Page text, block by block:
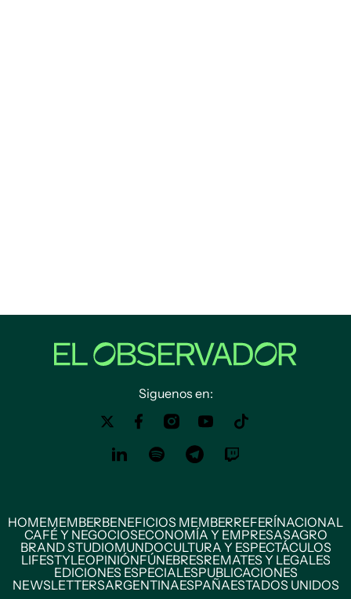
Siguenos en:
HOMEMEMBERBENEFICIOS MEMBERREFERÍNACIONAL
CAFÉ Y NEGOCIOSECONOMÍA Y EMPRESASAGRO
BRAND STUDIOMUNDOCULTURA Y ESPECTÁCULOS
LIFESTYLEOPINIÓNFÚNEBRESREMATES Y LEGALES
EDICIONES ESPECIALESPUBLICACIONES
NEWSLETTERSARGENTINAESPAÑAESTADOS UNIDOS